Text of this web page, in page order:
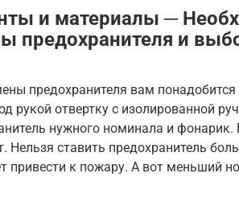
и материалы ─
предохранителя и
предохранителя вам
рукой отвертку с изолированной
нужного номинала и
ставить предохранитель
привести к пожару. А вот меньший